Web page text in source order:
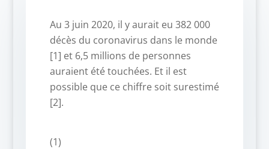
Au 3 juin 2020, il y aurait eu 382 000
décès du coronavirus dans le monde
[1] et 6,5 millions de personnes
auraient été touchées. Et il est
possible que ce chiffre soit surestimé
[2].
(1)